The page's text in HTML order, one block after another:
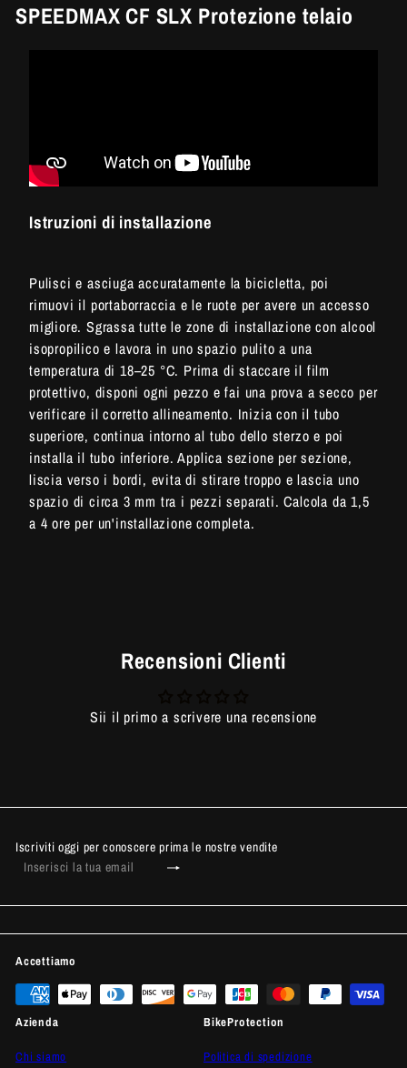
SPEEDMAX CF SLX Protezione telaio
Istruzioni di installazione
Pulisci e asciuga accuratamente la bicicletta, poi
rimuovi il portaborraccia e le ruote per avere un accesso
migliore. Sgrassa tutte le zone di installazione con alcool
isopropilico e lavora in uno spazio pulito a una
temperatura di 18–25 °C. Prima di staccare il film
protettivo, disponi ogni pezzo e fai una prova a secco per
verificare il corretto allineamento. Inizia con il tubo
superiore, continua intorno al tubo dello sterzo e poi
installa il tubo inferiore. Applica sezione per sezione,
liscia verso i bordi, evita di stirare troppo e lascia uno
spazio di circa 3 mm tra i pezzi separati. Calcola da 1,5
a 4 ore per un'installazione completa.
Recensioni Clienti
Sii il primo a scrivere una recensione
Iscriviti oggi per conoscere prima le nostre vendite
Iscriviti
Inserisci
tua
email
Accettiamo
Azienda
Chi siamo
BikeProtection
Politica di spedizione